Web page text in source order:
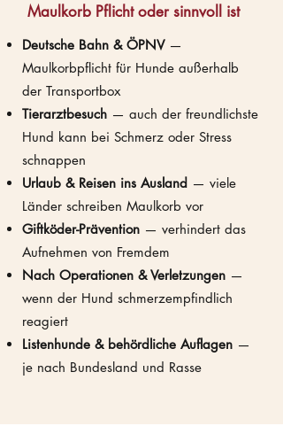
Maulkorb Pflicht oder sinnvoll ist
Deutsche Bahn & ÖPNV—
Maulkorbpflicht für Hunde außerhalb
der Transportbox
Tierarztbesuch — auch der freundlichste
Hund kann bei Schmerz oder Stress
schnappen
Urlaub & Reisen ins Ausland — viele
Länder schreiben Maulkorb vor
Giftköder-Prävention — verhindert das
Aufnehmen von Fremdem
Nach Operationen & Verletzungen —
wenn der Hund schmerzempfindlich
reagiert
Listenhunde & behördliche Auflagen —
je nach Bundesland und Rasse